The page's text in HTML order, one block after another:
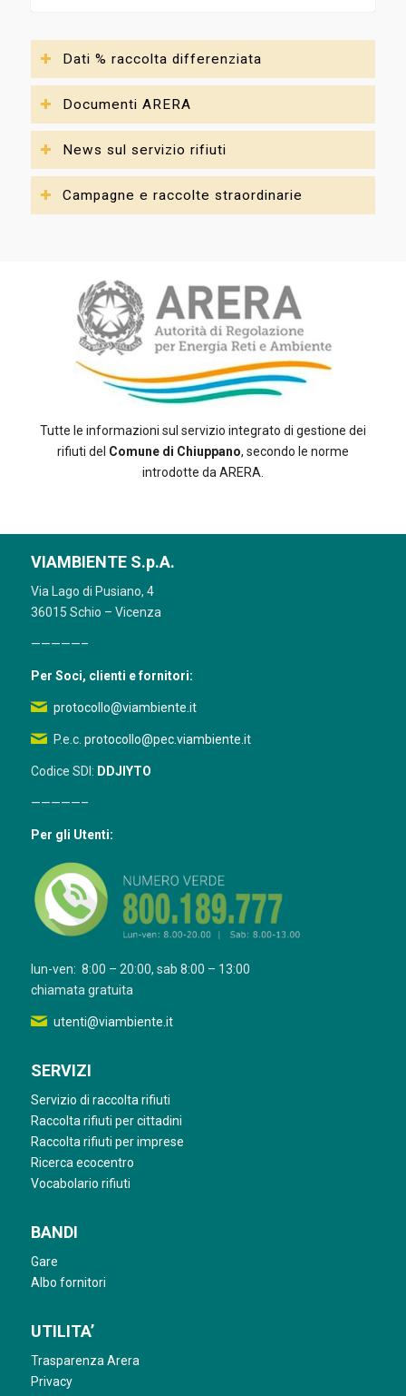
Dati % raccolta differenziata
Documenti ARERA
News sul servizio rifiuti
Campagne e raccolte straordinarie
Tutte le informazioni sul servizio integrato di gestione dei
rifiuti del Comune di Chiuppano, secondo le norme
introdotte da ARERA.
VIAMBIENTE S.p.A.
Via Lago di Pusiano, 4
36015 Schio – Vicenza
—————–
Per Soci, clienti e fornitori:
protocollo@viambiente.it
P.e.c. protocollo@pec.viambiente.it
Codice SDI: DDJIYTO
—————–
Per gli Utenti:
lun-ven: 8:00 – 20:00, sab 8:00 – 13:00
chiamata gratuita
utenti@viambiente.it
SERVIZI
Servizio di raccolta rifiuti
Raccolta rifiuti per cittadini
Raccolta rifiuti per imprese
Ricerca ecocentro
Vocabolario rifiuti
BANDI
Gare
Albo fornitori
UTILITA’
Trasparenza Arera
Privacy